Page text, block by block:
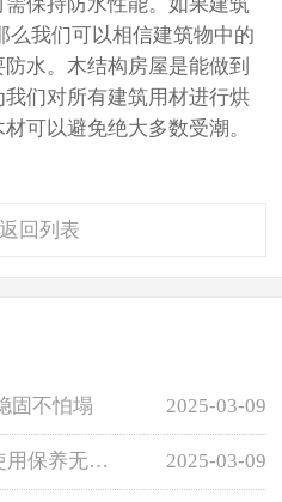
保持防水性能。如果建筑
么我们可以相信建筑物中的
水。木结构房屋是能做到
们对所有建筑用材进行烘
可以避免绝大多数受潮。
返回列表
固不怕塌 2025-03-09
海南木屋别墅受喜爱，使用保养无需担忧 2025-03-09